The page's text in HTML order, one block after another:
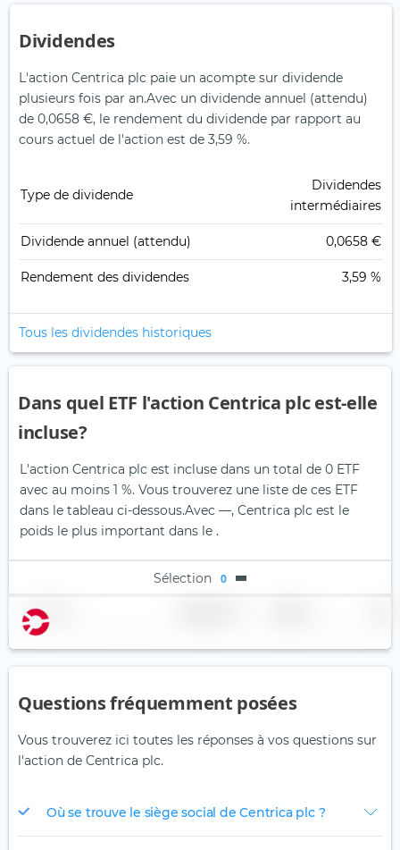
Dividendes
L'action Centrica plc paie un acompte sur dividende
plusieurs fois par an.Avec un dividende annuel (attendu)
de 0,0658 €, le rendement du dividende par rapport au
cours actuel de l'action est de 3,59 %.
Type de dividende
Dividendes
intermédiaires
Dividende annuel (attendu) 0,0658 €
Rendement des dividendes 3,59 %
Tous les dividendes historiques
Dans quel ETF l'action Centrica plc est-elle
incluse?
L'action Centrica plc est incluse dans un total de 0 ETF
avec au moins 1 %. Vous trouverez une liste de ces ETF
dans le tableau ci-dessous.Avec —, Centrica plc est le
poids le plus important dans le .
Sélection 0
Nom
Questions fréquemment posées
Vous trouverez ici toutes les réponses à vos questions sur
l'action de Centrica plc.
Où se trouve le siège social de Centrica plc ?